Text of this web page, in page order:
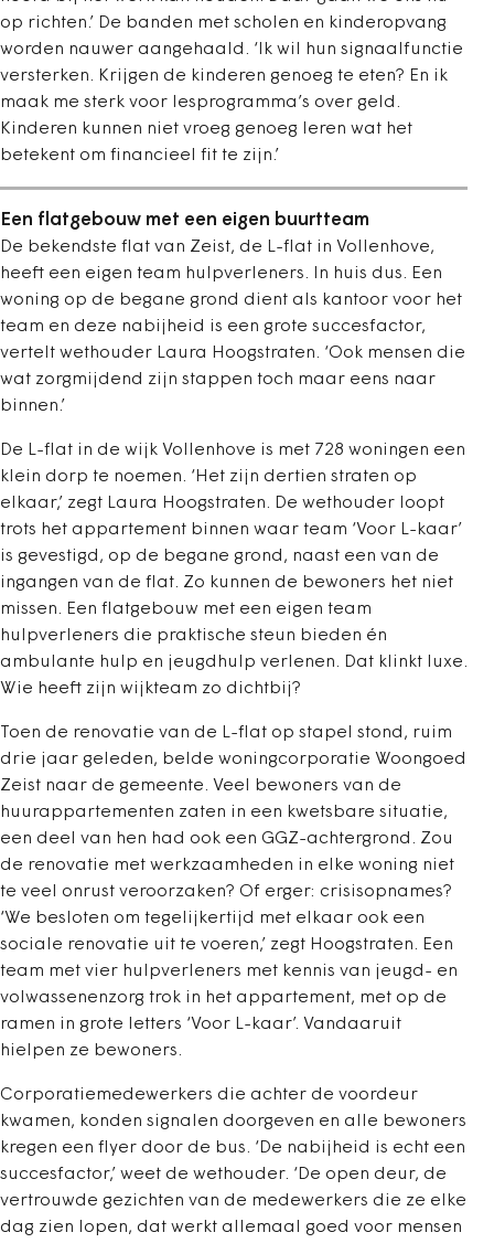
op richten.’ De banden met scholen en kinderopvang
worden nauwer aangehaald. ‘Ik wil hun signaalfunctie
versterken. Krijgen de kinderen genoeg te eten? En ik
maak me sterk voor lesprogramma’s over geld.
Kinderen kunnen niet vroeg genoeg leren wat het
betekent om financieel fit te zijn.’
Een flatgebouw met een eigen buurtteam
De bekendste flat van Zeist, de L-flat in Vollenhove,
heeft een eigen team hulpverleners. In huis dus. Een
woning op de begane grond dient als kantoor voor het
team en deze nabijheid is een grote succesfactor,
vertelt wethouder Laura Hoogstraten. ‘Ook mensen die
wat zorgmijdend zijn stappen toch maar eens naar
binnen.’
De L-flat in de wijk Vollenhove is met 728 woningen een
klein dorp te noemen. ‘Het zijn dertien straten op
elkaar,’ zegt Laura Hoogstraten. De wethouder loopt
trots het appartement binnen waar team ‘Voor L-kaar’
is gevestigd, op de begane grond, naast een van de
ingangen van de flat. Zo kunnen de bewoners het niet
missen. Een flatgebouw met een eigen team
hulpverleners die praktische steun bieden én
ambulante hulp en jeugdhulp verlenen. Dat klinkt luxe.
Wie heeft zijn wijkteam zo dichtbij?
Toen de renovatie van de L-flat op stapel stond, ruim
drie jaar geleden, belde woningcorporatie Woongoed
Zeist naar de gemeente. Veel bewoners van de
huurappartementen zaten in een kwetsbare situatie,
een deel van hen had ook een GGZ-achtergrond. Zou
de renovatie met werkzaamheden in elke woning niet
te veel onrust veroorzaken? Of erger: crisisopnames?
‘We besloten om tegelijkertijd met elkaar ook een
sociale renovatie uit te voeren,’ zegt Hoogstraten. Een
team met vier hulpverleners met kennis van jeugd- en
volwassenenzorg trok in het appartement, met op de
ramen in grote letters ‘Voor L-kaar’. Vandaaruit
hielpen ze bewoners.
Corporatiemedewerkers die achter de voordeur
kwamen, konden signalen doorgeven en alle bewoners
kregen een flyer door de bus. ‘De nabijheid is echt een
succesfactor,’ weet de wethouder. ‘De open deur, de
vertrouwde gezichten van de medewerkers die ze elke
dag zien lopen, dat werkt allemaal goed voor mensen